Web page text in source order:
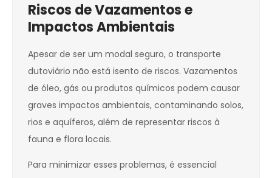
Riscos de Vazamentos e
Impactos Ambientais
Apesar de ser um modal seguro, o transporte
dutoviário não está isento de riscos. Vazamentos
de óleo, gás ou produtos químicos podem causar
graves impactos ambientais, contaminando solos,
rios e aquíferos, além de representar riscos à
fauna e flora locais.
Para minimizar esses problemas, é essencial